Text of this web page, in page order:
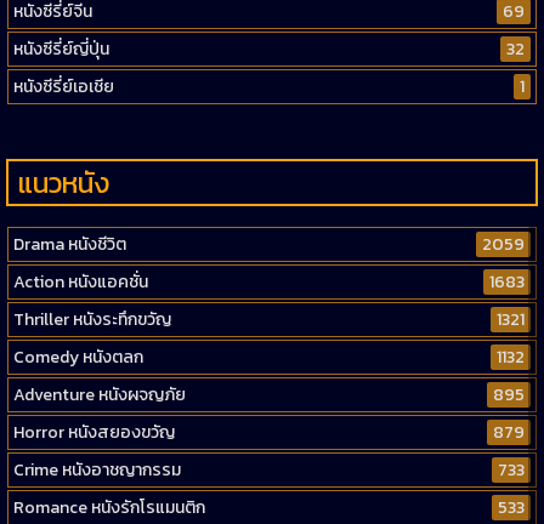
หนังซีรี่ย์จีน
69
หนังซีรี่ย์ญี่ปุ่น
32
หนังซีรี่ย์เอเชีย
1
แนวหนัง
Drama หนังชีวิต
2059
Action หนังแอคชั่น
1683
Thriller หนังระทึกขวัญ
1321
Comedy หนังตลก
1132
Adventure หนังผจญภัย
895
Horror หนังสยองขวัญ
879
Crime หนังอาชญากรรม
733
Romance หนังรักโรแมนติก
533